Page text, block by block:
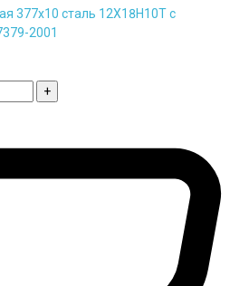
377х10 сталь 12Х18Н10Т с
2001
+